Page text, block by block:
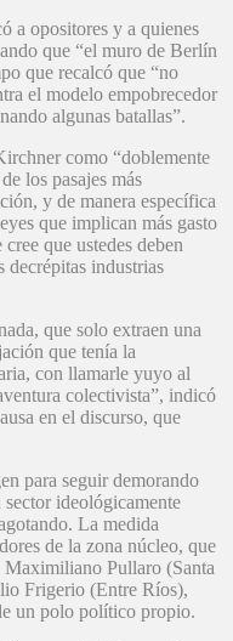
a opositores y a quienes
que “el muro de Berlín
que recalcó que “no
el modelo empobrecedor
algunas batallas”.
como “doblemente
los pasajes más
y de manera específica
que implican más gasto
que ustedes deben
decrépitas industrias
que solo extraen una
que tenía la
con llamarle yuyo al
colectivista”, indicó
en el discurso, que
para seguir demorando
ideológicamente
La medida
de la zona núcleo, que
Maximiliano Pullaro (Santa
Frigerio (Entre Ríos),
un polo político propio.